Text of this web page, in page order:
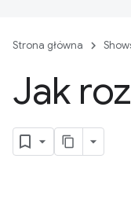
Strona główna
Jak